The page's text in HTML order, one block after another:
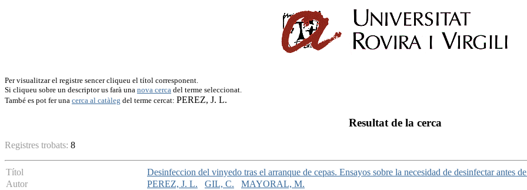
Per visualitzar el registre sencer cliqueu el títol corresponent.
Si cliqueu sobre un descriptor us farà una nova cerca del terme seleccionat.
També es pot fer una cerca al catàleg del terme cercat: PEREZ, J. L.
Resultat de la cerca
Registres trobats: 8
Títol
Desinfeccion del vinyedo tras el arranque de cepas. Ensayos sobre la necesidad de desinfectar antes
Autor
PEREZ, J. L. GIL, C.
MAYORAL, M.